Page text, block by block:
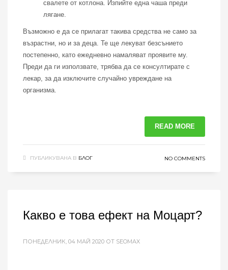
свалете от котлона. Изпийте една чаша преди
лягане.
Възможно е да се прилагат такива средства не само за
възрастни, но и за деца. Те ще лекуват безсънието
постепенно, като ежедневно намаляват проявите му.
Преди да ги използвате, трябва да се консултирате с
лекар, за да изключите случайно увреждане на
организма.
READ MORE
ПУБЛИКУВАНА В БЛОГ NO COMMENTS
Какво е това ефект на Моцарт?
ПОНЕДЕЛНИК, 04 МАЙ 2020 ОТ SEOMAX